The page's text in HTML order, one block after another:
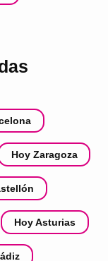
Hoy Zaragoza
Hoy Asturias